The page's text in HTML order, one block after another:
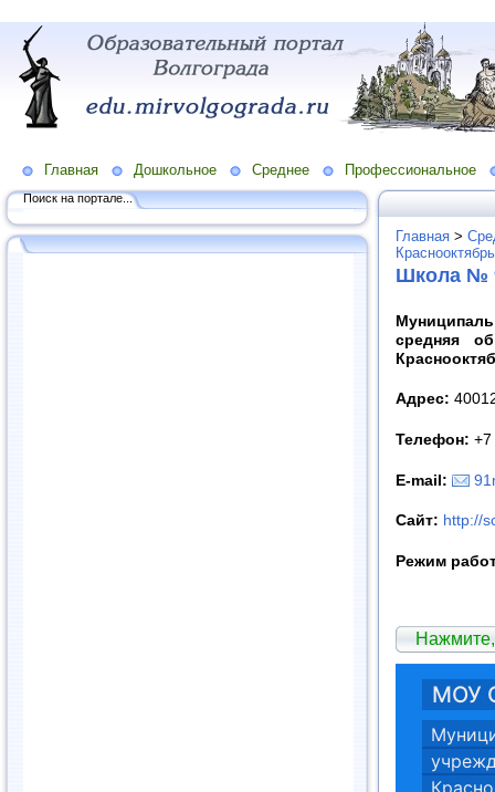
Главная Дошкольное Среднее Профессиональное
Поиск на портале...
Главная >
Школа №
средняя
Адрес:
Телефон: +7
E-mail:
Сайт: http://
Режим